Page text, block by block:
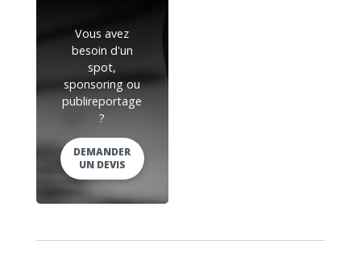
Vous avez
besoin d'un
spot,
sponsoring ou
publireportage
?
DEMANDER
UN DEVIS